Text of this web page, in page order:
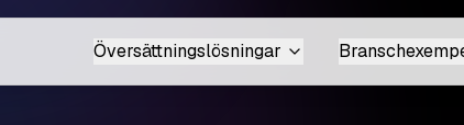
Översättningslösningar